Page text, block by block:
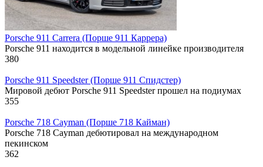
Porsche 911 Carrera (Порше 911 Каррера)
Porsche 911 находится в модельной линейке производителя
380
Porsche 911 Speedster (Порше 911 Спидстер)
Мировой дебют Porsche 911 Speedster прошел на подиумах
355
Porsche 718 Cayman (Порше 718 Кайман)
Porsche 718 Cayman дебютировал на международном
пекинском
362